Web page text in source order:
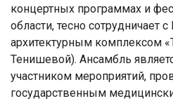
концертных программах и
области, тесно сотрудничает
архитектурным комплексом
Тенишевой). Ансамбль
участником мероприятий,
государственным